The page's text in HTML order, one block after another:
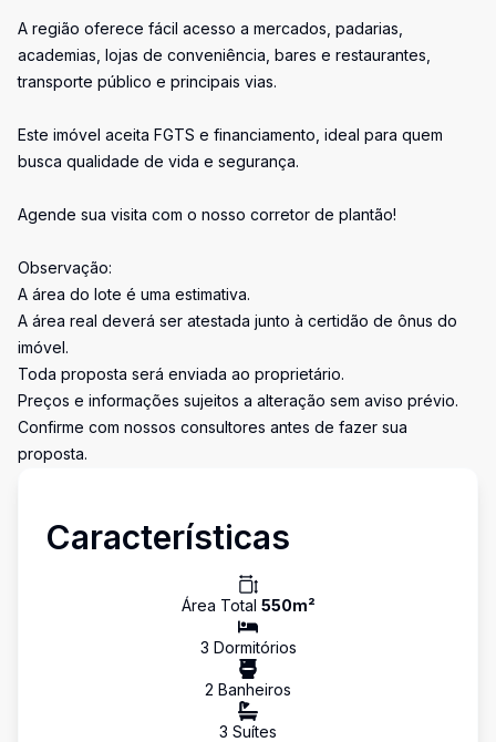
A região oferece fácil acesso a mercados, padarias,
academias, lojas de conveniência, bares e restaurantes,
transporte público e principais vias.
Este imóvel aceita FGTS e financiamento, ideal para quem
busca qualidade de vida e segurança.
Agende sua visita com o nosso corretor de plantão!
Observação:
A área do lote é uma estimativa.
A área real deverá ser atestada junto à certidão de ônus do
imóvel.
Toda proposta será enviada ao proprietário.
Preços e informações sujeitos a alteração sem aviso prévio.
Confirme com nossos consultores antes de fazer sua
proposta.
Características
Área Total 550m²
3 Dormitórios
2 Banheiros
3 Suítes